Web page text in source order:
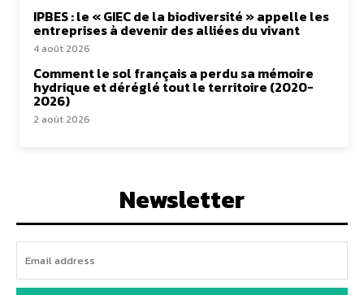
IPBES : le « GIEC de la biodiversité » appelle les
entreprises à devenir des alliées du vivant
4 août 2026
Comment le sol français a perdu sa mémoire
hydrique et déréglé tout le territoire (2020-
2026)
2 août 2026
Newsletter